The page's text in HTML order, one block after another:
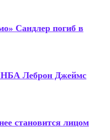
Сандлер погиб в
Леброн Джеймс
становится лицом